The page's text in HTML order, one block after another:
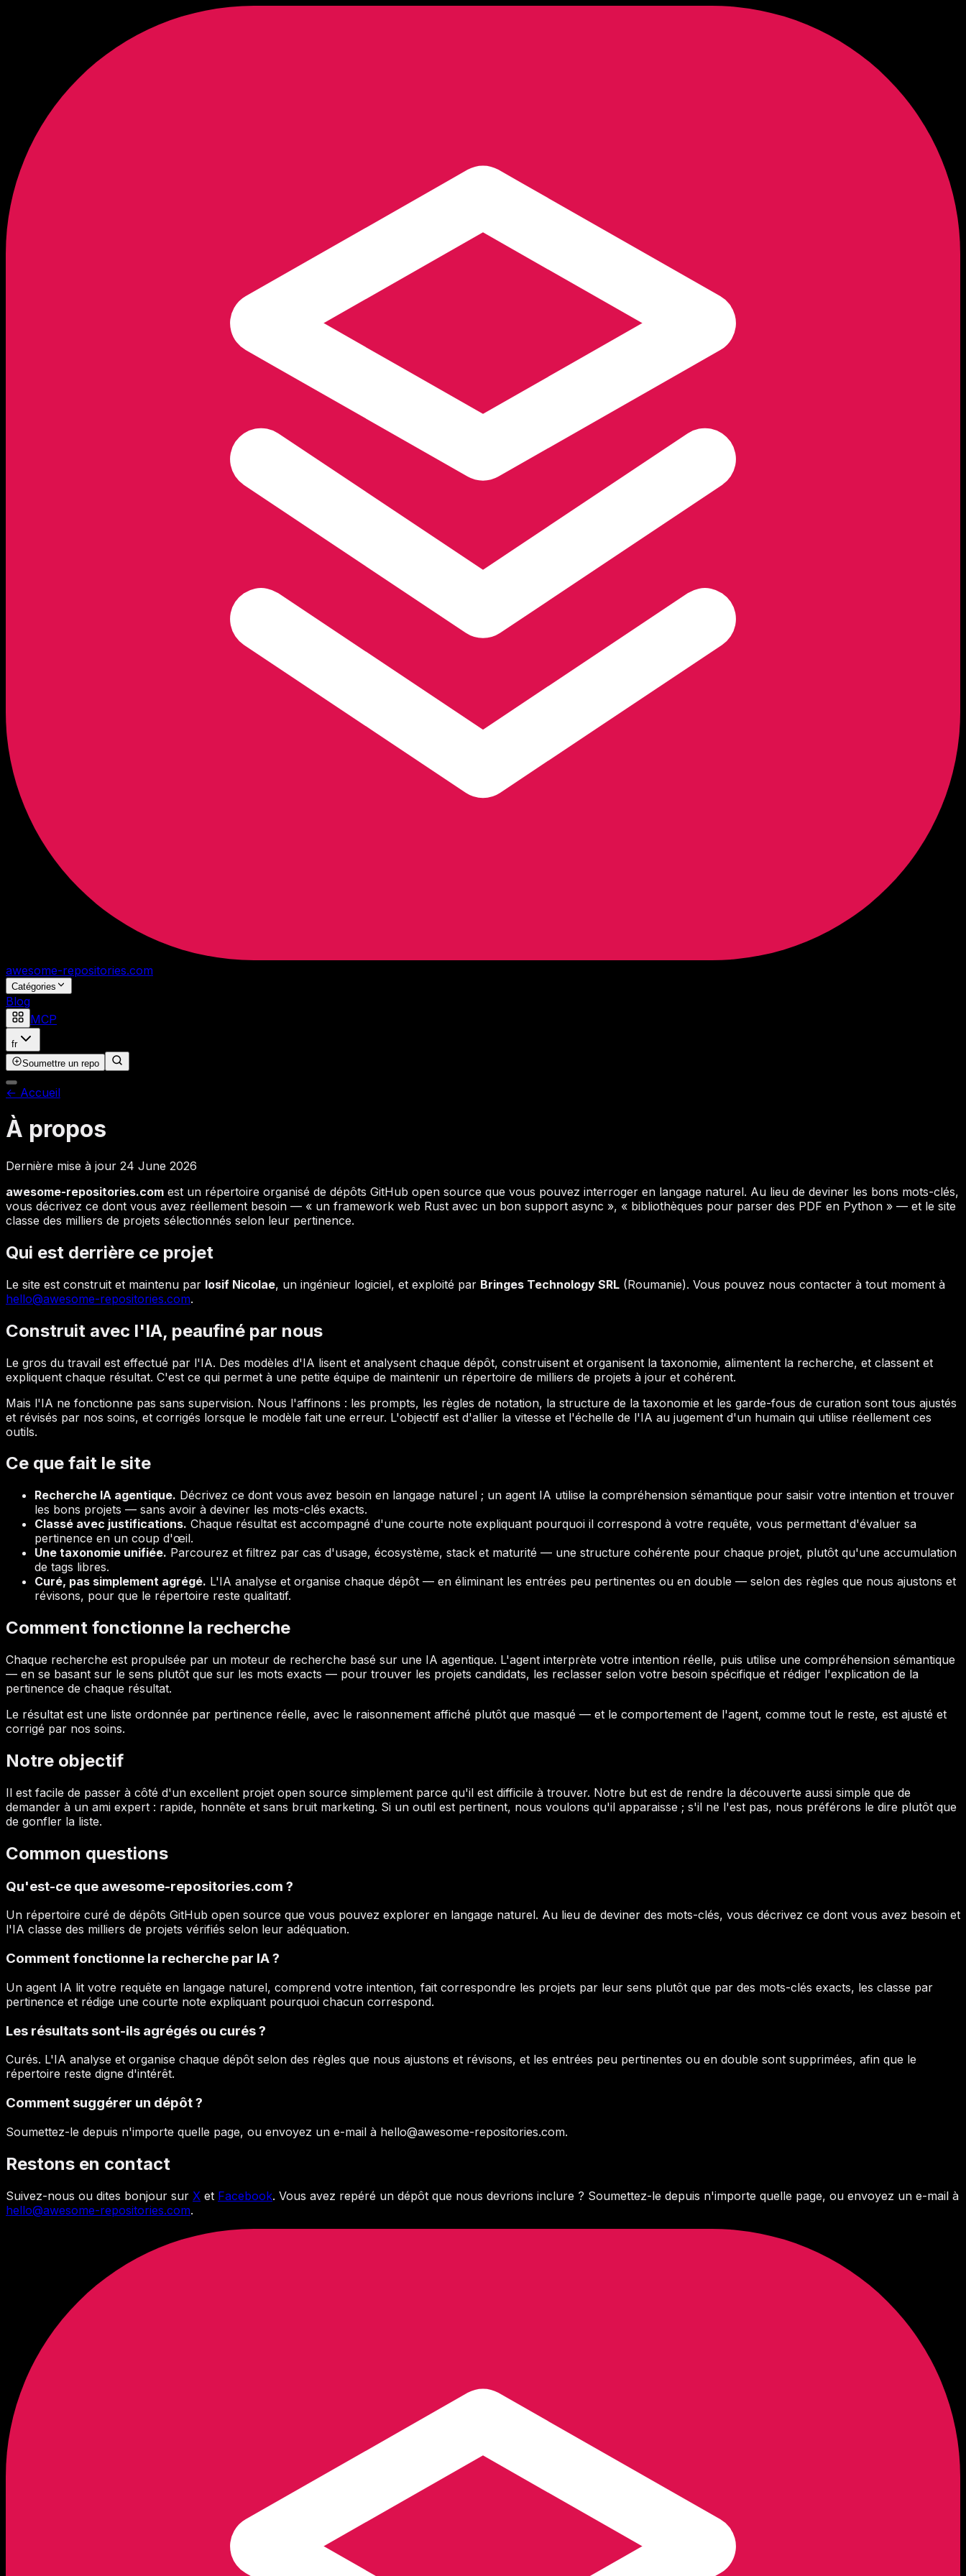
awesome-repositories.com
Catégories
Blog
MCP
fr
Soumettre un repo
← Accueil
À propos
Dernière mise à jour 24 June 2026
awesome-repositories.com est un répertoire organisé de dépôts GitHub open source que vous pouvez interroger en langage naturel. Au lieu de deviner les bons mots-clés,
vous décrivez ce dont vous avez réellement besoin — « un framework web Rust avec un bon support async », « bibliothèques pour parser des PDF en Python » — et le site
classe des milliers de projets sélectionnés selon leur pertinence.
Qui est derrière ce projet
Le site est construit et maintenu par Iosif Nicolae, un ingénieur logiciel, et exploité par Bringes Technology SRL (Roumanie). Vous pouvez nous contacter à tout moment à
hello@awesome-repositories.com.
Construit avec l'IA, peaufiné par nous
Le gros du travail est effectué par l'IA. Des modèles d'IA lisent et analysent chaque dépôt, construisent et organisent la taxonomie, alimentent la recherche, et classent et
expliquent chaque résultat. C'est ce qui permet à une petite équipe de maintenir un répertoire de milliers de projets à jour et cohérent.
Mais l'IA ne fonctionne pas sans supervision. Nous l'affinons : les prompts, les règles de notation, la structure de la taxonomie et les garde-fous de curation sont tous ajustés
et révisés par nos soins, et corrigés lorsque le modèle fait une erreur. L'objectif est d'allier la vitesse et l'échelle de l'IA au jugement d'un humain qui utilise réellement ces
outils.
Ce que fait le site
Recherche IA agentique. Décrivez ce dont vous avez besoin en langage naturel ; un agent IA utilise la compréhension sémantique pour saisir votre intention et trouver
les bons projets — sans avoir à deviner les mots-clés exacts.
Classé avec justifications. Chaque résultat est accompagné d'une courte note expliquant pourquoi il correspond à votre requête, vous permettant d'évaluer sa
pertinence en un coup d'œil.
Une taxonomie unifiée. Parcourez et filtrez par cas d'usage, écosystème, stack et maturité — une structure cohérente pour chaque projet, plutôt qu'une accumulation
de tags libres.
Curé, pas simplement agrégé. L'IA analyse et organise chaque dépôt — en éliminant les entrées peu pertinentes ou en double — selon des règles que nous ajustons et
révisons, pour que le répertoire reste qualitatif.
Comment fonctionne la recherche
Chaque recherche est propulsée par un moteur de recherche basé sur une IA agentique. L'agent interprète votre intention réelle, puis utilise une compréhension sémantique
— en se basant sur le sens plutôt que sur les mots exacts — pour trouver les projets candidats, les reclasser selon votre besoin spécifique et rédiger l'explication de la
pertinence de chaque résultat.
Le résultat est une liste ordonnée par pertinence réelle, avec le raisonnement affiché plutôt que masqué — et le comportement de l'agent, comme tout le reste, est ajusté et
corrigé par nos soins.
Notre objectif
Il est facile de passer à côté d'un excellent projet open source simplement parce qu'il est difficile à trouver. Notre but est de rendre la découverte aussi simple que de
demander à un ami expert : rapide, honnête et sans bruit marketing. Si un outil est pertinent, nous voulons qu'il apparaisse ; s'il ne l'est pas, nous préférons le dire plutôt que
de gonfler la liste.
Common questions
Qu'est-ce que awesome-repositories.com ?
Un répertoire curé de dépôts GitHub open source que vous pouvez explorer en langage naturel. Au lieu de deviner des mots-clés, vous décrivez ce dont vous avez besoin et
l'IA classe des milliers de projets vérifiés selon leur adéquation.
Comment fonctionne la recherche par IA ?
Un agent IA lit votre requête en langage naturel, comprend votre intention, fait correspondre les projets par leur sens plutôt que par des mots-clés exacts, les classe par
pertinence et rédige une courte note expliquant pourquoi chacun correspond.
Les résultats sont-ils agrégés ou curés ?
Curés. L'IA analyse et organise chaque dépôt selon des règles que nous ajustons et révisons, et les entrées peu pertinentes ou en double sont supprimées, afin que le
répertoire reste digne d'intérêt.
Comment suggérer un dépôt ?
Soumettez-le depuis n'importe quelle page, ou envoyez un e-mail à hello@awesome-repositories.com.
Restons en contact
Suivez-nous ou dites bonjour sur X et Facebook. Vous avez repéré un dépôt que nous devrions inclure ? Soumettez-le depuis n'importe quelle page, ou envoyez un e-mail à
hello@awesome-repositories.com.